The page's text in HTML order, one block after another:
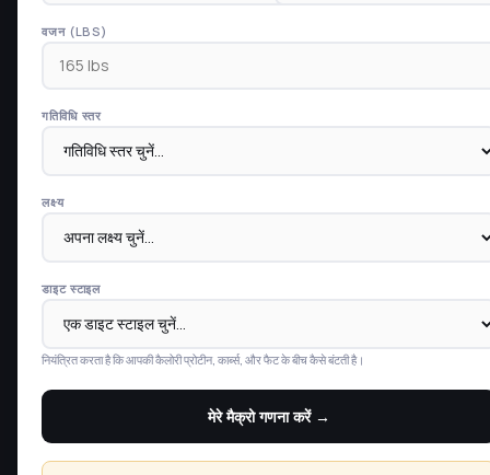
वजन (LBS)
गतिविधि स्तर
लक्ष्य
डाइट स्टाइल
नियंत्रित करता है कि आपकी कैलोरी प्रोटीन, कार्ब्स, और फैट के बीच कैसे बंटती है।
मेरे मैक्रो गणना करें →